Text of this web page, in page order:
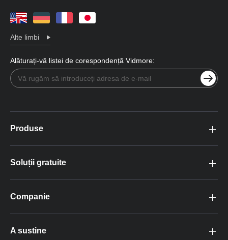
Alte limbi
Alăturați-vă listei de corespondență Vidmore:
Produse
Soluții gratuite
Companie
A sustine